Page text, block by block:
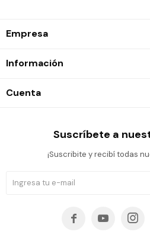
Empresa
Información
Cuenta
Suscríbete a
¡Suscribite y recibí todas
  